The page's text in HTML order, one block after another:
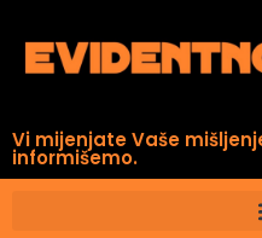
Vi mijenjate Vaše
informišemo.